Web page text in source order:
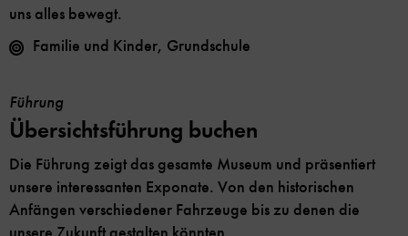
uns alles bewegt.
Familie und Kinder, Grundschule
Führung
Übersichtsführung buchen
Die Führung zeigt das gesamte Museum und präsentiert
unsere interessanten Exponate. Von den historischen
Anfängen verschiedener Fahrzeuge bis zu denen die